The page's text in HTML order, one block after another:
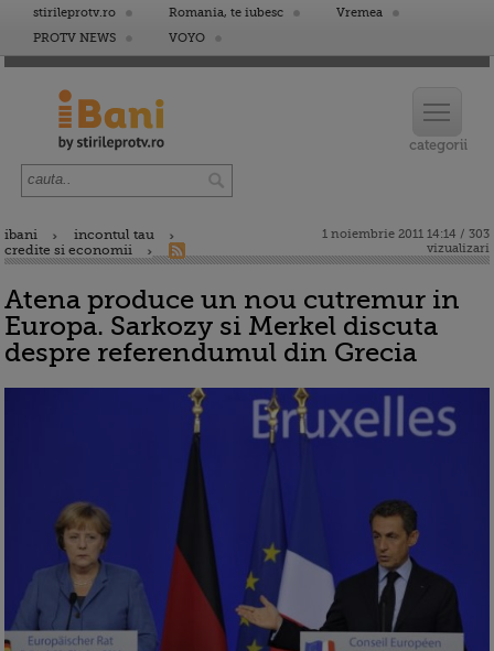
stirileprotv.ro Romania, te iubesc
Vremea
PROTV NEWS
VOYO
ibani
incontul tau
credite si economii
1 noiembrie 2011 14:14 / 303
vizualizari
Atena produce un nou cutremur in
Europa. Sarkozy si Merkel discuta
despre referendumul din Grecia